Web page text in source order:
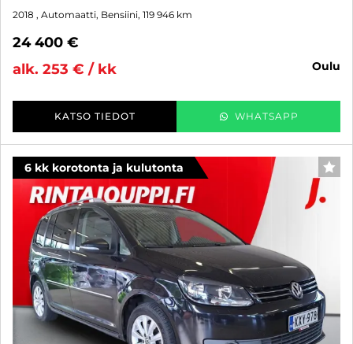
2018 , Automaatti, Bensiini, 119 946 km
24 400 €
alk. 253 € / kk
oulu
KATSO TIEDOT WHATSAPP
6 kk korotonta ja kulutonta